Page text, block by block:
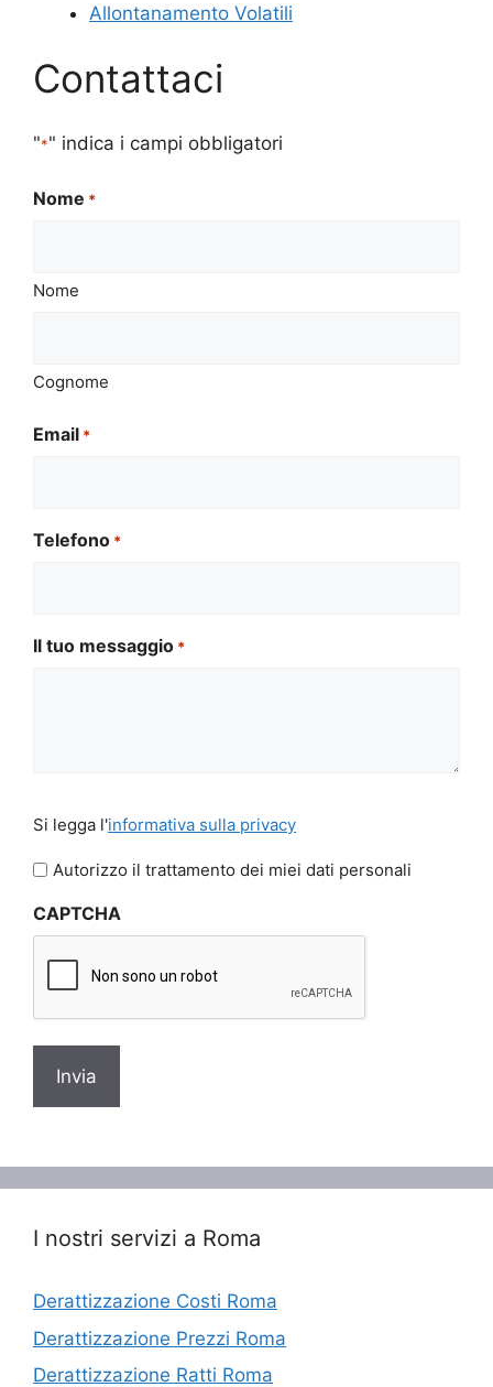
Allontanamento Volatili
Contattaci
"*" indica i campi obbligatori
Nome *
Nome
Cognome
Email *
Telefono *
Il tuo messaggio *
legga
l'informativa
privacy
Si legga l'informativa sulla privacy
Autorizzo il trattamento dei miei dati personali
CAPTCHA
I nostri servizi a Roma
Derattizzazione Costi Roma
Derattizzazione Prezzi Roma
Derattizzazione Ratti Roma